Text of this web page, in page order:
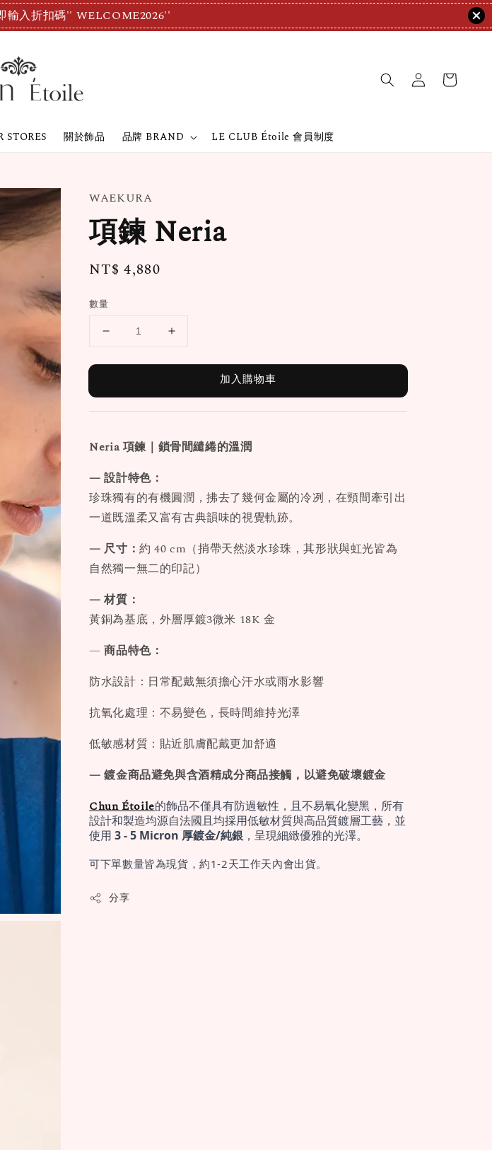
輸入折扣碼'' WELCOME2026''
STORES 關於飾品 品牌 BRAND LE CLUB Étoile 會員制度
WAEKURA
項鍊 Neria
Regular
NT$ 4,880
數量
加入購物車
Neria 項鍊 ｜鎖骨間繾綣的溫潤
— 設計特色：
珍珠獨有的有機圓潤，拂去了幾何金屬的冷冽，在頸間牽引出
一道既溫柔又富有古典韻味的視覺軌跡。
— 尺寸：約 40 cm（捎帶天然淡水珍珠，其形狀與虹光皆為
自然獨一無二的印記）
— 材質：
黃銅為基底，外層厚鍍3微米 18K 金
—商品特色：
防水設計：日常配戴無須擔心汗水或雨水影響
抗氧化處理：不易變色，長時間維持光澤
低敏感材質：貼近肌膚配戴更加舒適
— 鍍金商品避免與含酒精成分商品接觸，以避免破壞鍍金
Chun Étoile的飾品不僅具有防過敏性，且不易氧化變黑，所有
設計和製造均源自法國且均採用低敏材質與高品質鍍層工藝，並
使用 3 - 5 Micron 厚鍍金/純銀，呈現細緻優雅的光澤。
可下單數量皆為現貨，約1-2天工作天內會出貨。
分享